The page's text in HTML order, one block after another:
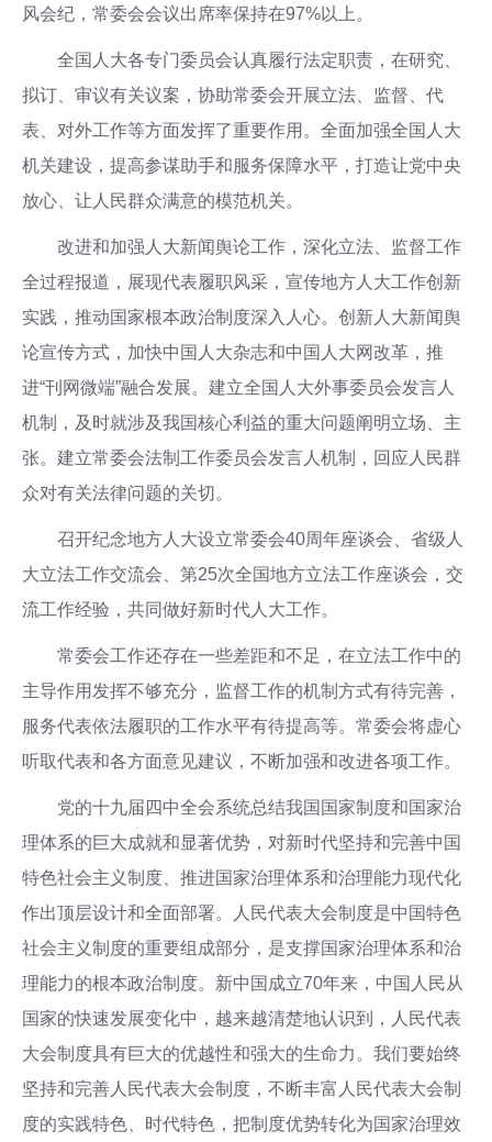
风会纪，常委会会议出席率保持在97%以上。
全国人大各专门委员会认真履行法定职责，在研究、
拟订、审议有关议案，协助常委会开展立法、监督、代
表、对外工作等方面发挥了重要作用。全面加强全国人大
机关建设，提高参谋助手和服务保障水平，打造让党中央
放心、让人民群众满意的模范机关。
改进和加强人大新闻舆论工作，深化立法、监督工作
全过程报道，展现代表履职风采，宣传地方人大工作创新
实践，推动国家根本政治制度深入人心。创新人大新闻舆
论宣传方式，加快中国人大杂志和中国人大网改革，推
进“刊网微端”融合发展。建立全国人大外事委员会发言人
机制，及时就涉及我国核心利益的重大问题阐明立场、主
张。建立常委会法制工作委员会发言人机制，回应人民群
众对有关法律问题的关切。
召开纪念地方人大设立常委会40周年座谈会、省级人
大立法工作交流会、第25次全国地方立法工作座谈会，交
流工作经验，共同做好新时代人大工作。
常委会工作还存在一些差距和不足，在立法工作中的
主导作用发挥不够充分，监督工作的机制方式有待完善，
服务代表依法履职的工作水平有待提高等。常委会将虚心
听取代表和各方面意见建议，不断加强和改进各项工作。
党的十九届四中全会系统总结我国国家制度和国家治
理体系的巨大成就和显著优势，对新时代坚持和完善中国
特色社会主义制度、推进国家治理体系和治理能力现代化
作出顶层设计和全面部署。人民代表大会制度是中国特色
社会主义制度的重要组成部分，是支撑国家治理体系和治
理能力的根本政治制度。新中国成立70年来，中国人民从
国家的快速发展变化中，越来越清楚地认识到，人民代表
大会制度具有巨大的优越性和强大的生命力。我们要始终
坚持和完善人民代表大会制度，不断丰富人民代表大会制
度的实践特色、时代特色，把制度优势转化为国家治理效